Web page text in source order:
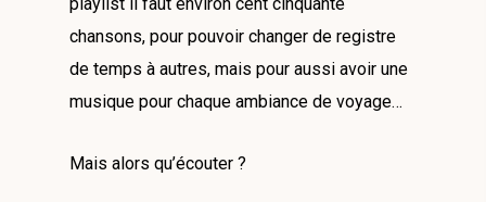
chansons, pour pouvoir changer de registre
de temps à autres, mais pour aussi avoir une
musique pour chaque ambiance de voyage…
Mais alors qu’écouter ?